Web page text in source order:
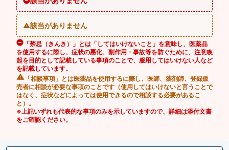
該当がありません
「禁忌（きんき）」とは「してはいけないこと」を意味し、医薬品
を使用するに際し、症状の悪化、副作用・事故等を防ぐために、注意喚
起を目的として記載している事項のことで、服用してはいけない人など
を記載しています。
「相談事項」とは医薬品を使用するに際し、医師、薬剤師、登録販
売者に相談が必要な事項のことです（使用してはいけないと言うことで
はなく、症状などによっては使用できるので相談する必要があるこ
と）。
※上記いずれも代表的な事項のみを示していますので、詳細は添付文書
をご確認ください。